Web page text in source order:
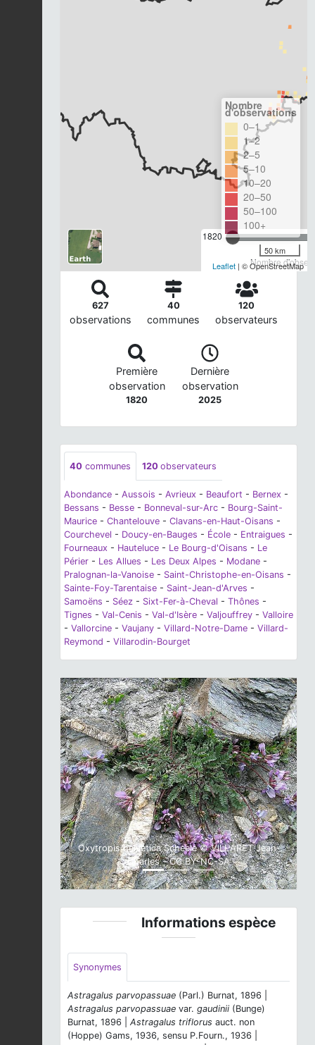
1820
Nombre
Nombre
d'observations
0–1
1–2
2–5
5–10
10–20
20–50
50–100
100+
50 km
Leaflet | © OpenStreetMap
627
observations
40
communes
120
observateurs
Première
observation
1820
Dernière
observation
2025
40 communes 120 observateurs
Abondance - Aussois - Avrieux - Beaufort - Bernex -
Bessans - Besse - Bonneval-sur-Arc - Bourg-Saint-
Maurice - Chantelouve - Clavans-en-Haut-Oisans -
Courchevel - Doucy-en-Bauges - École - Entraigues -
Fourneaux - Hauteluce - Le Bourg-d'Oisans - Le
Périer - Les Allues - Les Deux Alpes - Modane -
Pralognan-la-Vanoise - Saint-Christophe-en-Oisans -
Sainte-Foy-Tarentaise - Saint-Jean-d'Arves -
Samoëns - Séez - Sixt-Fer-à-Cheval - Thônes -
Tignes - Val-Cenis - Val-d'Isère - Valjouffrey - Valloire
- Vallorcine - Vaujany - Villard-Notre-Dame - Villard-
Reymond - Villarodin-Bourget
Oxytropis helvetica Scheele © VILLARET Jean-
Charles - CC BY-NC-SA
Previous Next
Informations espèce
Synonymes
Astragalus parvopassuae (Parl.) Burnat, 1896 |
Astragalus parvopassuae var. gaudinii (Bunge)
Burnat, 1896 | Astragalus triflorus auct. non
(Hoppe) Gams, 1936, sensu P.Fourn., 1936 |